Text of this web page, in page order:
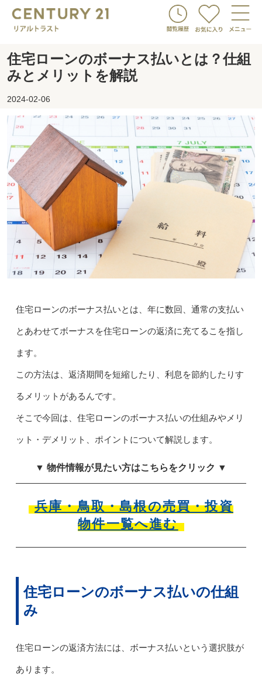
住宅ローンのボーナス払いとは？仕組
みとメリットを解説
2024-02-06
住宅ローンのボーナス払いとは、年に数回、通常の支払い
とあわせてボーナスを住宅ローンの返済に充てるこを指し
ます。
この方法は、返済期間を短縮したり、利息を節約したりす
るメリットがあるんです。
そこで今回は、住宅ローンのボーナス払いの仕組みやメリ
ット・デメリット、ポイントについて解説します。
▼ 物件情報が見たい方はこちらをクリック ▼
兵庫・鳥取・島根の売買・投資
物件一覧へ進む
住宅ローンのボーナス払いの仕組
み
住宅ローンの返済方法には、ボーナス払いという選択肢が
あります。